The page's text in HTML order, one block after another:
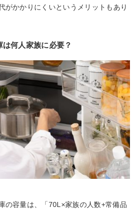
がかかりにくいというメリットもあり
何人家族に必要？
の容量は、「70L×家族の人数+常備品